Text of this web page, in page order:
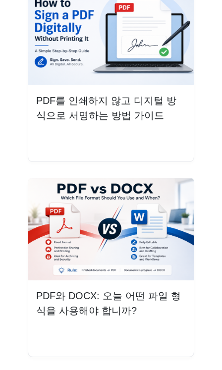
PDF를 인쇄하지 않고 디지털 방
식으로 서명하는 방법 가이드
PDF와 DOCX: 오늘 어떤 파일 형
식을 사용해야 합니까?